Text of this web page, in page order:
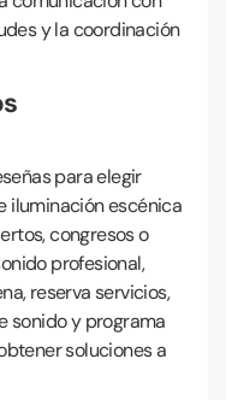
y la coordinación
para elegir
iluminación escénica
congresos o
profesional,
reserva servicios,
sonido y programa
soluciones a